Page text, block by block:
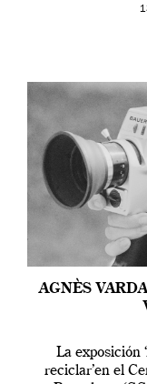
AGNÈS
La exposición
reciclar’en el